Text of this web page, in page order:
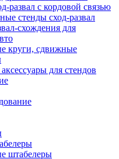
развал с кордовой связью
стенды сход-развал
схождения для
круги, сдвижные
для стендов
штабелеры